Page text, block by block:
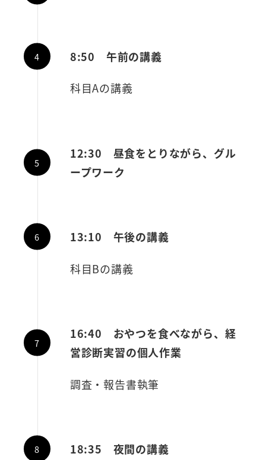
8:50 午前の講義
科目Aの講義
12:30 昼食をとりながら、グル
ープワーク
13:10 午後の講義
科目Bの講義
16:40 おやつを食べながら、経
営診断実習の個人作業
調査・報告書執筆
18:35 夜間の講義